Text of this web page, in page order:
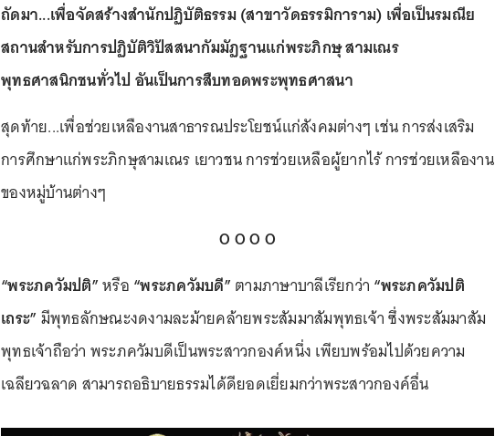
ถัดมา...เพื่อจัดสร้างสำนักปฏิบัติธรรม (สาขาวัดธรรมิการาม) เพื่อเป็นรมณีย
สถานสำหรับการปฏิบัติวิปัสสนากัมมัฏฐานแก่พระภิกษุ สามเณร
พุทธศาสนิกชนทั่วไป อันเป็นการสืบทอดพระพุทธศาสนา
สุดท้าย...เพื่อช่วยเหลืองานสาธารณประโยชน์แก่สังคมต่างๆ เช่น การส่งเสริม
การศึกษาแก่พระภิกษุสามเณร เยาวชน การช่วยเหลือผู้ยากไร้ การช่วยเหลืองาน
ของหมู่บ้านต่างๆ
O O O O
“พระภควัมปติ”หรือ “พระภควัมบดี” ตามภาษาบาลีเรียกว่า “พระภควัมปติ
เถระ” มีพุทธลักษณะงดงามละม้ายคล้ายพระสัมมาสัมพุทธเจ้า ซึ่งพระสัมมาสัม
พุทธเจ้าถือว่า พระภควัมบดีเป็นพระสาวกองค์หนึ่ง เพียบพร้อมไปด้วยความ
เฉลียวฉลาด สามารถอธิบายธรรมได้ดียอดเยี่ยมกว่าพระสาวกองค์อื่น